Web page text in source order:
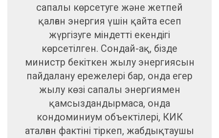
сапалы көрсетуге және жетпей
қалған энергия үшін қайта есеп
жүргізуге міндетті екендігі
көрсетілген. Сондай-ақ, бізде
министр бекіткен жылу энергиясын
пайдалану ережелері бар, онда егер
жылу көзі сапалы энергиямен
қамсыздандырмаса, онда
кондоминиум объектілері, КИК
аталған фактіні тіркеп, жабдықтаушы